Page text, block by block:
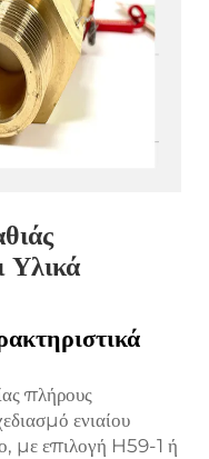
Υλικά
πλήρους
ενιαίου
με επιλογή H59-1 ή